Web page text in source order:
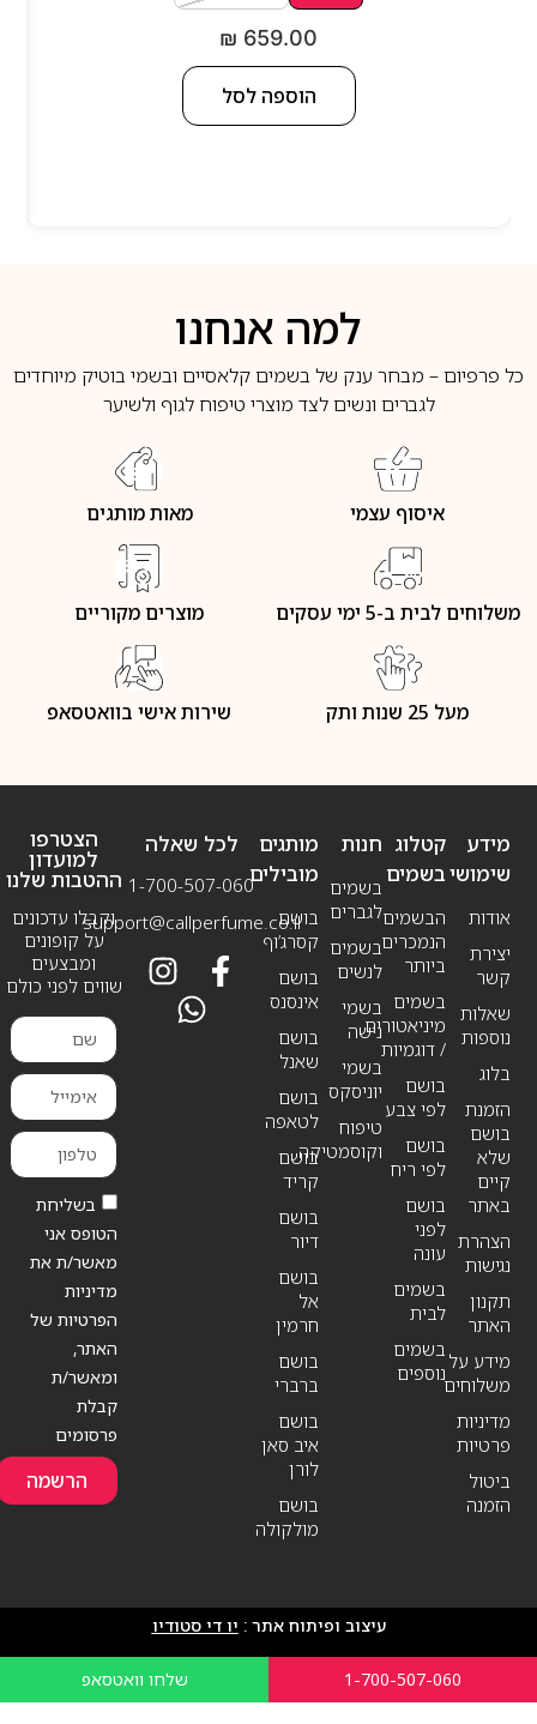
₪ 659.00
הוספה לסל
למה אנחנו
כל פרפיום – מבחר ענק של בשמים קלאסיים ובשמי בוטיק מיוחדים
לגברים ונשים לצד מוצרי טיפוח לגוף ולשיער
איסוף עצמי מאות מותגים
משלוחים לבית ב-5 ימי עסקים מוצרים מקוריים
מעל 25 שנות ותק שירות אישי בוואטסאפ
מידע
שימושי
אודות
יצירת
קשר
שאלות
נוספות
בלוג
הזמנת
בושם
שלא
קיים
באתר
הצהרת
נגישות
תקנון
האתר
מידע על
משלוחים
מדיניות
פרטיות
ביטול
הזמנה
חנות
בשמים
לגברים
בשמים
לנשים
בשמי
נישה
בשמי
יוניסקס
טיפוח
וקוסמטיקה
קטלוג
בשמים
הבשמים
הנמכרים
ביותר
בשמים
מיניאטורים
/ דוגמיות
בושם
לפי צבע
בושם
לפי ריח
בושם
לפני
עונה
בשמים
לבית
בשמים
נוספים
מותגים
מובילים
בושם
קסרג’וף
בושם
אינסנס
בושם
שאנל
בושם
לטאפה
בושם
קריד
בושם
דיור
בושם
אל
חרמין
בושם
ברברי
בושם
איב סאן
לורן
בושם
מולקולה
לכל שאלה
1-700-507-060
support@callperfume.co.il
הצטרפו
למועדון
ההטבות שלנו
וקבלו עדכונים
על קופונים
ומבצעים
שווים לפני כולם
בשליחת
הטופס אני
מאשר/ת את
מדיניות
הפרטיות של
האתר,
ומאשר/ת
קבלת
פרסומים
הרשמה
עיצוב ופיתוח אתר : יו די סטודיו
1-700-507-060 שלחו וואטסאפ